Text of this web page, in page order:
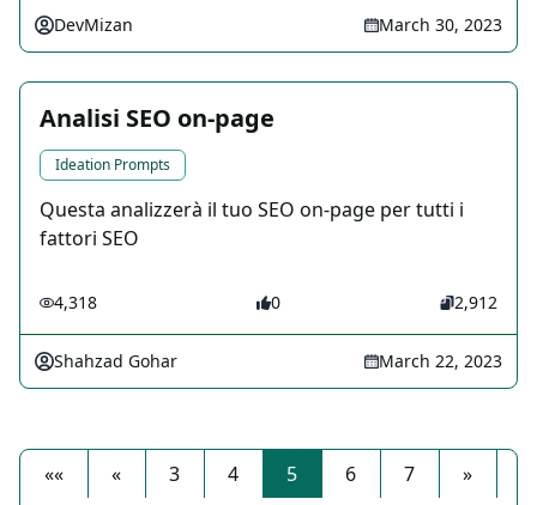
DevMizan March 30, 2023
Analisi SEO on-page
Ideation Prompts
Questa analizzerà il tuo SEO on-page per tutti i
fattori SEO
4,318 0 2,912
Shahzad Gohar March 22, 2023
«« « 3 4 5 6 7
»